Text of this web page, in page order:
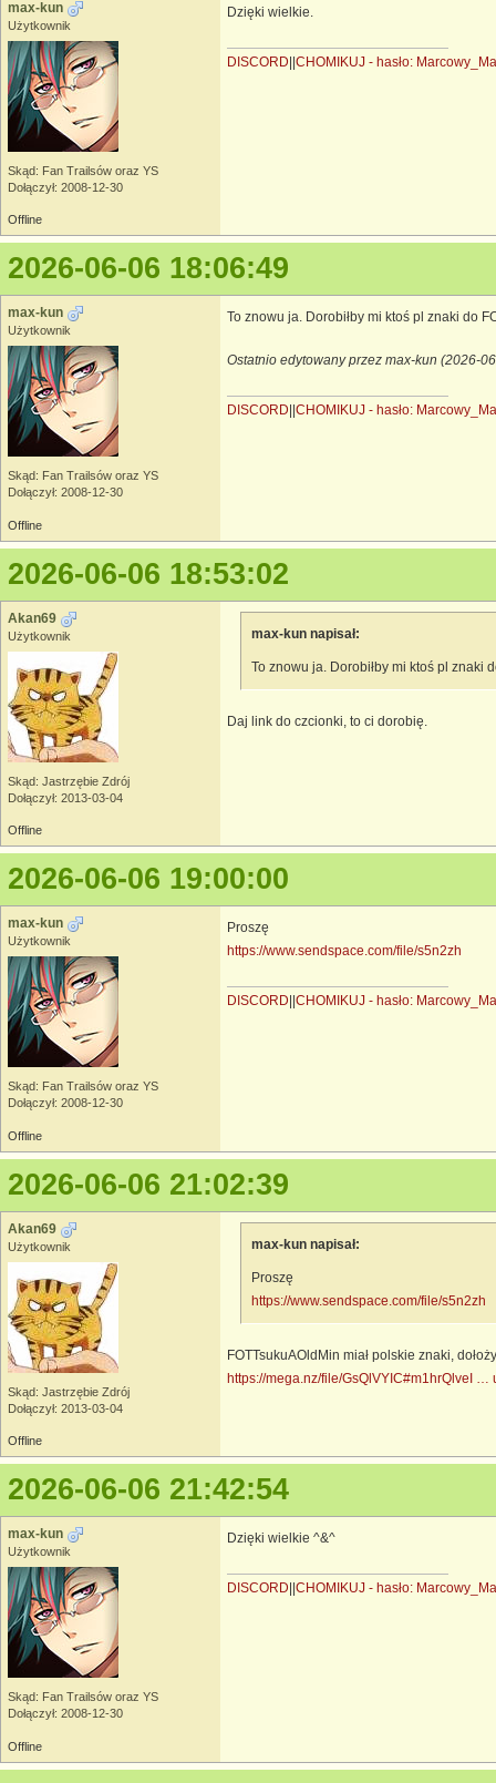
max-kun
Użytkownik
Skąd: Fan Trailsów oraz YS
Dołączył: 2008-12-30
Dzięki wielkie.
DISCORD||CHOMIKUJ - hasło:
Offline
2026-06-06 18:06:49
max-kun
Użytkownik
Skąd: Fan Trailsów oraz YS
Dołączył: 2008-12-30
To znowu ja. Dorobiłby mi ktoś pl znaki do
Ostatnio edytowany przez max-kun (2026-
DISCORD CHOMIKUJ - hasło:
Offline
2026-06-06 18:53:02
Akan69
Użytkownik
Skąd: Jastrzębie Zdrój
Dołączył: 2013-03-04
max-kun napisał:
To znowu ja. Dorobiłby mi ktoś pl znaki
Daj link do czcionki, to ci dorobię.
Offline
2026-06-06 19:00:00
max-kun
Użytkownik
Skąd: Fan Trailsów oraz YS
Dołączył: 2008-12-30
Proszę
https://www.sendspace.com/file/s5n2zh
DISCORD CHOMIKUJ - hasło:
Offline
2026-06-06 21:02:39
Akan69
Użytkownik
Skąd: Jastrzębie Zdrój
Dołączył: 2013-03-04
max-kun napisał:
Proszę
https://www.sendspace.com/file/s5n2zh
FOTTsukuAOldMin miał polskie znaki,
https://mega.nz/file/GsQlVYIC#m1hrQlveI …
Offline
2026-06-06 21:42:54
max-kun
Użytkownik
Skąd: Fan Trailsów oraz YS
Dołączył: 2008-12-30
Dzięki wielkie ^&^
DISCORD CHOMIKUJ - hasło:
Offline